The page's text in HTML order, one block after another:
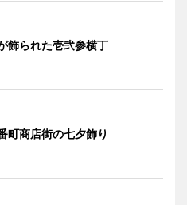
飾られた壱弐参横丁
町商店街の七夕飾り